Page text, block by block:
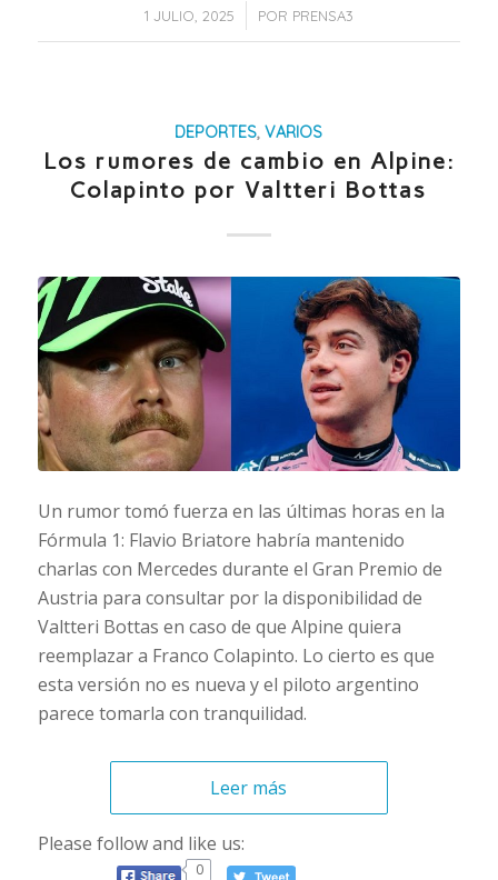
1 JULIO, 2025
/ POR PRENSA3
DEPORTES,VARIOS
Los rumores de cambio en Alpine:
Colapinto por Valtteri Bottas
Un rumor tomó fuerza en las últimas horas en la
Fórmula 1: Flavio Briatore habría mantenido
charlas con Mercedes durante el Gran Premio de
Austria para consultar por la disponibilidad de
Valtteri Bottas en caso de que Alpine quiera
reemplazar a Franco Colapinto. Lo cierto es que
esta versión no es nueva y el piloto argentino
parece tomarla con tranquilidad.
Leer más
Please follow and like us:
0